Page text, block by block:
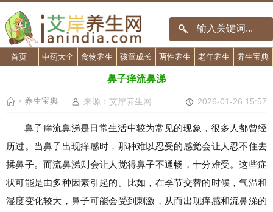
首页 中药大全 食物养生 孩童成长 两性养生 老年养生 养生宝典
鼻子痒流鼻涕
> 养生宝典 来源：艾岸养生网 2026-01-26 15:57
鼻子痒流鼻涕是日常生活中较为常见的现象，很多人都曾经
历过。当鼻子出现痒感时，那种难以忍受的感觉会让人忍不住去
揉鼻子。而流鼻涕则会让人觉得鼻子不通畅，十分难受。这些症
状可能是由多种因素引起的。比如，在季节交替的时候，气温和
湿度变化较大，鼻子可能会受到刺激，从而出现痒感和流鼻涕的